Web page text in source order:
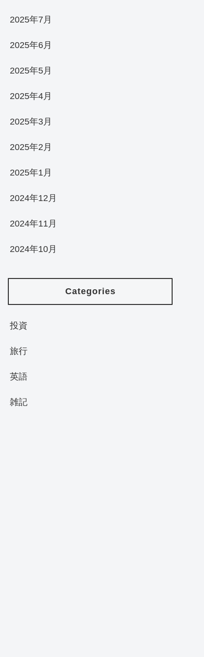
2025年7月
2025年6月
2025年5月
2025年4月
2025年3月
2025年2月
2025年1月
2024年12月
2024年11月
2024年10月
Categories
投資
旅行
英語
雑記